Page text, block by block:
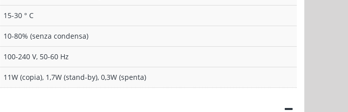
15-30 ° C
10-80% (senza condensa)
100-240 V, 50-60 Hz
11W (copia), 1,7W (stand-by), 0,3W (spenta)